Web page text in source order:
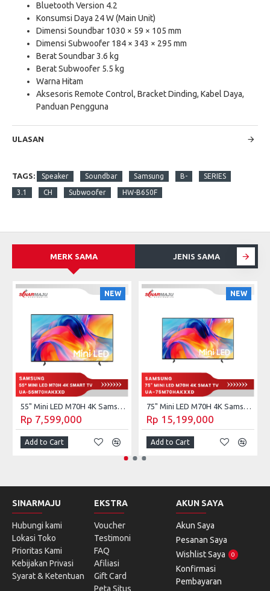
Bluetooth Version 4.2
Konsumsi Daya 24 W (Main Unit)
Dimensi Soundbar 1030 × 59 × 105 mm
Dimensi Subwoofer 184 × 343 × 295 mm
Berat Soundbar 3.6 kg
Berat Subwoofer 5.5 kg
Warna Hitam
Aksesoris Remote Control, Bracket Dinding, Kabel Daya,
Panduan Pengguna
ULASAN
TAGS: Speaker Soundbar Samsung B- SERIES
3.1 CH Subwoofer HW-B650F
MERK SAMA JENIS SAMA
NEW
55" Mini LED M70H 4K Samsung Vision AI Smart TV (2026) UA-55M70HAKXXD
Rp 7,599,000
Add to Cart
NEW
75" Mini LED M70H 4K Samsung Vision AI Smart TV (2026) UA-75M70HAKXXD
Rp 15,199,000
Add to Cart
SINARMAJU
Hubungi kami
Lokasi Toko
Prioritas Kami
Kebijakan Privasi
Syarat & Ketentuan
EKSTRA
Voucher
Testimoni
FAQ
Afiliasi
Gift Card
Peta Situs
AKUN SAYA
Akun Saya
Pesanan Saya
Wishlist Saya
0
Konfirmasi
Pembayaran